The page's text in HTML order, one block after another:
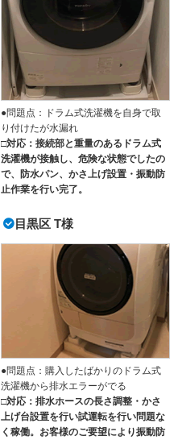
●問題点：ドラム式洗濯機を自身で取
り付けたが水漏れ
□対応：接続部と重量のあるドラム式
洗濯機が接触し、危険な状態でしたの
で、防水パン、かさ上げ設置・振動防
止作業を行い完了。
目黒区 T様
●問題点：購入したばかりのドラム式
洗濯機から排水エラーがでる
□対応：排水ホースの長さ調整・かさ
上げ台設置を行い試運転を行い問題な
く稼働。お客様のご要望により振動防